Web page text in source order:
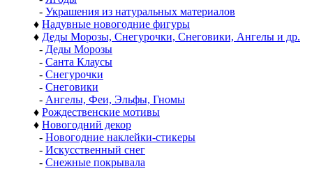
- Украшения из натуральных материалов
♦ Надувные новогодние фигуры
♦ Деды Морозы, Снегурочки, Снеговики, Ангелы и др.
- Деды Морозы
- Санта Клаусы
- Снегурочки
- Снеговики
- Ангелы, Феи, Эльфы, Гномы
♦ Рождественские мотивы
♦ Новогодний декор
- Новогодние наклейки-стикеры
- Искусственный снег
- Снежные покрывала